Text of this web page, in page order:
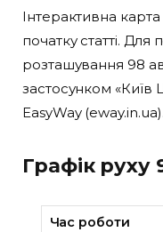
Інтерактивна
початку статті.
розташування 98
застосунком
EasyWay (eway.in.ua).
Графік руху
Час роботи